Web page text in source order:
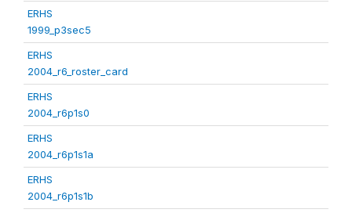
ERHS
1999_p3sec5
ERHS
2004_r6_roster_card
ERHS
2004_r6p1s0
ERHS
2004_r6p1s1a
ERHS
2004_r6p1s1b